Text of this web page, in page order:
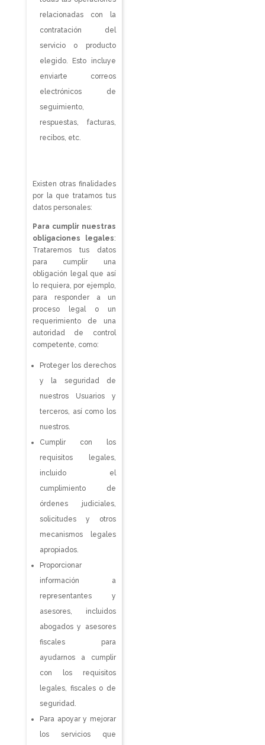
relacionadas con la
contratación del
servicio o producto
elegido. Esto incluye
enviarte correos
electrónicos de
seguimiento,
respuestas, facturas,
recibos, etc.
Existen otras finalidades
por la que tratamos tus
datos personales:
Para cumplir nuestras
obligaciones legales:
Trataremos tus datos
para cumplir una
obligación legal que así
lo requiera, por ejemplo,
para responder a un
proceso legal o un
requerimiento de una
autoridad de control
competente, como:
Proteger los derechos
y la seguridad de
nuestros Usuarios y
terceros, así como los
nuestros.
Cumplir con los
requisitos legales,
incluido el
cumplimiento de
órdenes judiciales,
solicitudes y otros
mecanismos legales
apropiados.
Proporcionar
información a
representantes y
asesores, incluidos
abogados y asesores
fiscales para
ayudarnos a cumplir
con los requisitos
legales, fiscales o de
seguridad.
Para apoyar y mejorar
los servicios que